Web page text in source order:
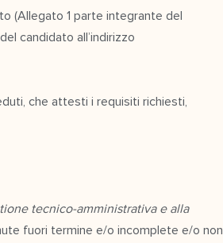
(Allegato 1 parte integrante del
candidato all’indirizzo
che attesti i requisiti richiesti,
tecnico-amministrativa e alla
fuori termine e/o incomplete e/o non